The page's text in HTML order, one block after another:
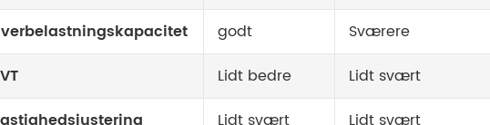
godt Sværere
Lidt bedre Lidt svært
Lidt svært Lidt svært